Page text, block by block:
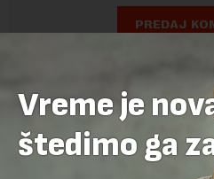
Vreme je
štedimo ga